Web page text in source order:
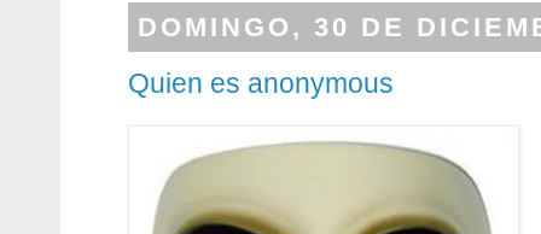
DOMINGO, 30 DE
Quien es anonymous